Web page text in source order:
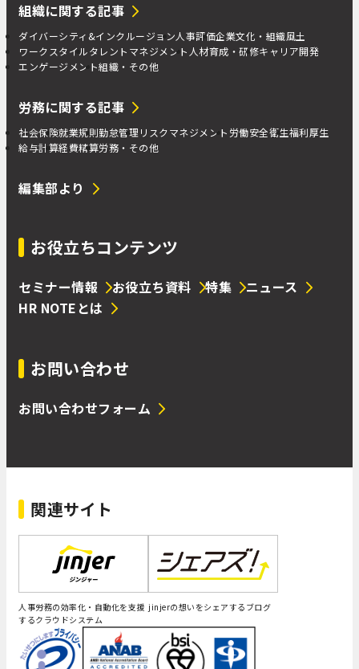
組織に関する記事
ダイバーシティ&インクルージョン人事評価企業文化・組織風土
ワークスタイルタレントマネジメント人材育成・研修キャリア開発
エンゲージメント組織・その他
労務に関する記事
社会保険就業規則勤怠管理リスクマネジメント 労働安全衛生福利厚生
給与計算経費精算労務・その他
編集部より
お役立ちコンテンツ
セミナー情報 お役立ち資料 特集
ニュース
HR NOTEとは
お問い合わせ
お問い合わせフォーム
関連サイト
人事労務の効率化・自動化を支援
するクラウドシステム
jinjerの想いをシェアするブログ